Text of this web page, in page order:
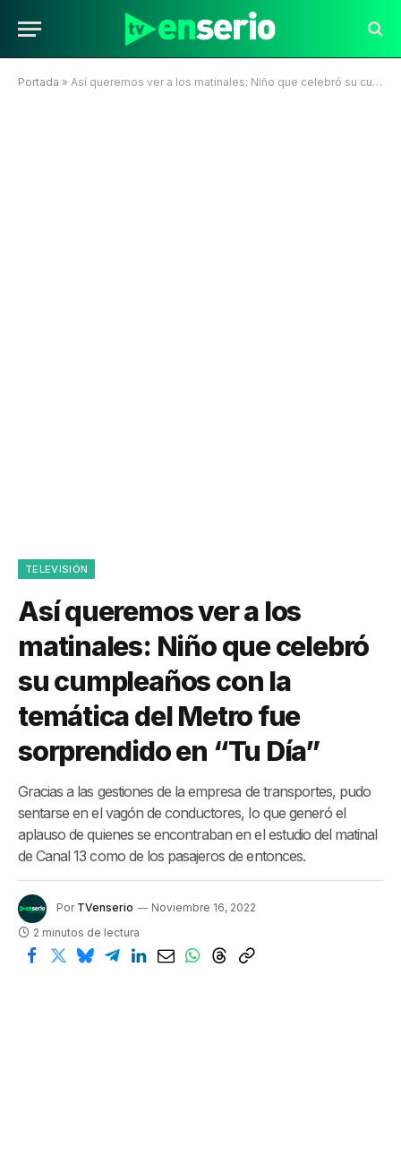
Portada » Así queremos ver a los matinales: Niño que celebró su cumpleaños con la temática del Metro fue sorprendido en “Tu Día”
TELEVISIÓN
Así queremos ver a los
matinales: Niño que celebró
su cumpleaños con la
temática del Metro fue
sorprendido en “Tu Día”
Gracias a las gestiones de la empresa de transportes, pudo
sentarse en el vagón de conductores, lo que generó el
aplauso de quienes se encontraban en el estudio del matinal
de Canal 13 como de los pasajeros de entonces.
Por TVenserio
Noviembre 16, 2022
2 minutos de lectura